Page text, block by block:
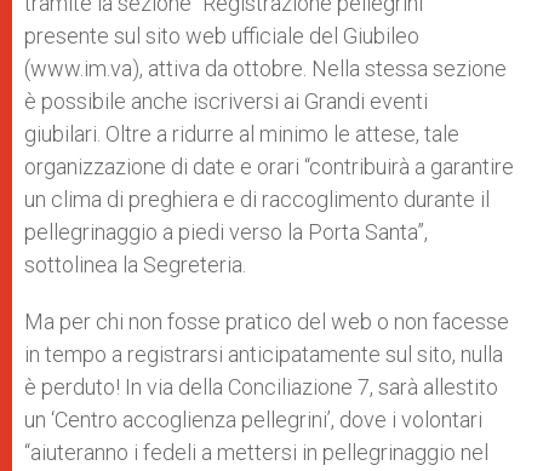
presente sul sito web ufficiale del Giubileo
(www.im.va), attiva da ottobre. Nella stessa sezione
è possibile anche iscriversi ai Grandi eventi
giubilari. Oltre a ridurre al minimo le attese, tale
organizzazione di date e orari “contribuirà a garantire
un clima di preghiera e di raccoglimento durante il
pellegrinaggio a piedi verso la Porta Santa”,
sottolinea la Segreteria.
Ma per chi non fosse pratico del web o non facesse
in tempo a registrarsi anticipatamente sul sito, nulla
è perduto! In via della Conciliazione 7, sarà allestito
un ‘Centro accoglienza pellegrini’, dove i volontari
“aiuteranno i fedeli a mettersi in pellegrinaggio nel